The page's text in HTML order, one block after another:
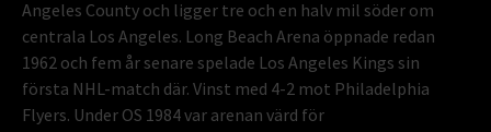
Angeles County och ligger tre och en halv mil söder om
centrala Los Angeles. Long Beach Arena öppnade redan
1962 och fem år senare spelade Los Angeles Kings sin
första NHL-match där. Vinst med 4-2 mot Philadelphia
Flyers. Under OS 1984 var arenan värd för